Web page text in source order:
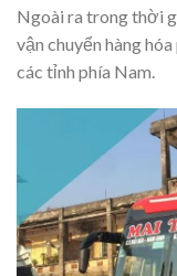
Ngoài ra trong thời
vận chuyển hàng
các tỉnh phía Nam.